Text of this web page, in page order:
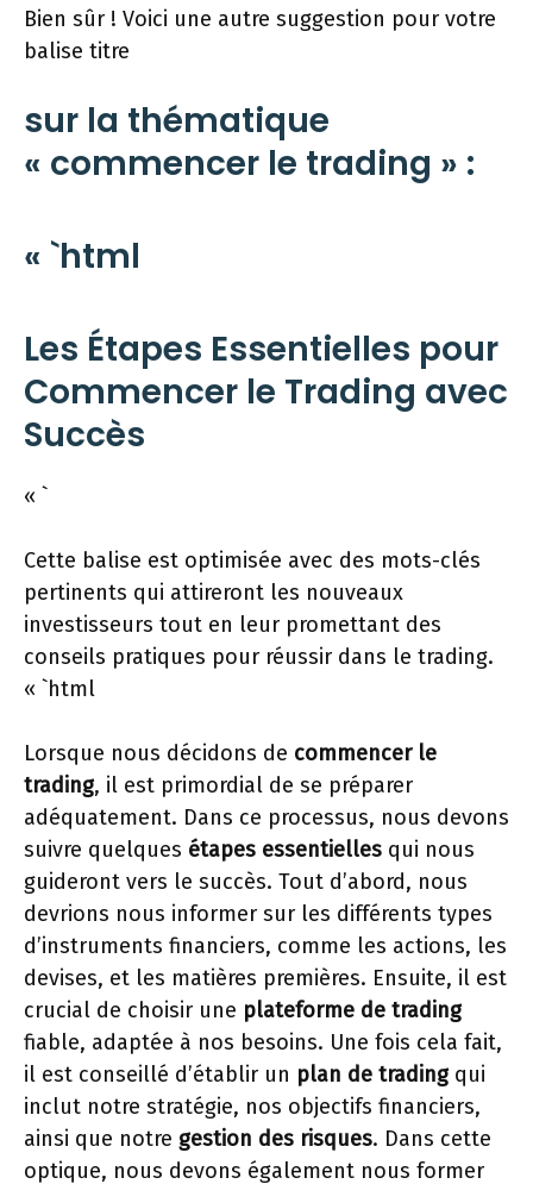
Bien sûr ! Voici une autre suggestion pour votre
balise titre
sur la thématique
« commencer le trading » :
« `html
Les Étapes Essentielles pour
Commencer le Trading avec
Succès
« `
Cette balise est optimisée avec des mots-clés
pertinents qui attireront les nouveaux
investisseurs tout en leur promettant des
conseils pratiques pour réussir dans le trading.
« `html
Lorsque nous décidons de commencer le
trading, il est primordial de se préparer
adéquatement. Dans ce processus, nous devons
suivre quelques étapes essentielles qui nous
guideront vers le succès. Tout d’abord, nous
devrions nous informer sur les différents types
d’instruments financiers, comme les actions, les
devises, et les matières premières. Ensuite, il est
crucial de choisir une plateforme de trading
fiable, adaptée à nos besoins. Une fois cela fait,
il est conseillé d’établir un plan de tradingqui
inclut notre stratégie, nos objectifs financiers,
ainsi que notre gestion des risques. Dans cette
optique, nous devons également nous former